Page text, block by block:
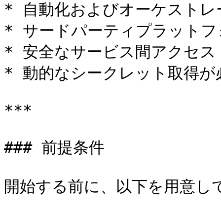
* 自動化およびオーケストレ
* サードパーティプラットフ
* 安全なサービス間アクセス
* 動的なシークレット取得
***
### 前提条件
開始する前に、以下を用意し